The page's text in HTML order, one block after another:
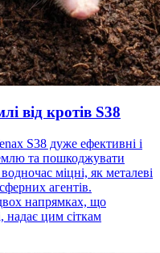
від кротів S38
S38 дуже ефективні і
та пошкоджувати
міцні, як металеві
агентів.
напрямках, що
надає цим сіткам